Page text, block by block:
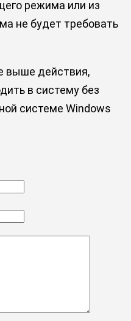
режима или из
не будет требовать
выше действия,
в систему без
системе Windows